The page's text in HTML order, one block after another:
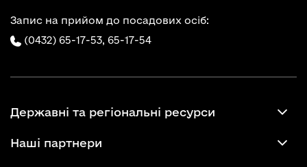
Запис на прийом до посадових осіб:
(0432) 65-17-53, 65-17-54
Державні та регіональні ресурси
Наші партнери